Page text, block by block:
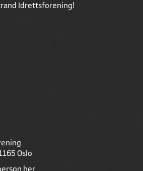
Idrettsforening!
Oslo
her